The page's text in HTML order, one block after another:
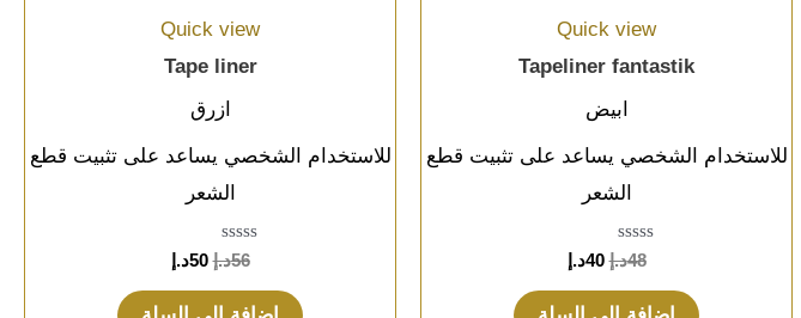
Quick view
Tapeliner fantastik
ابيض
للاستخدام الشخصي يساعد على تثبيت قطع
الشعر
تم
التقييم
0
من
48د.إ 40د.إ
Quick view
Tape liner
ازرق
للاستخدام الشخصي يساعد على تثبيت قطع
الشعر
تم
التقييم
0
من
56د.إ 50د.إ